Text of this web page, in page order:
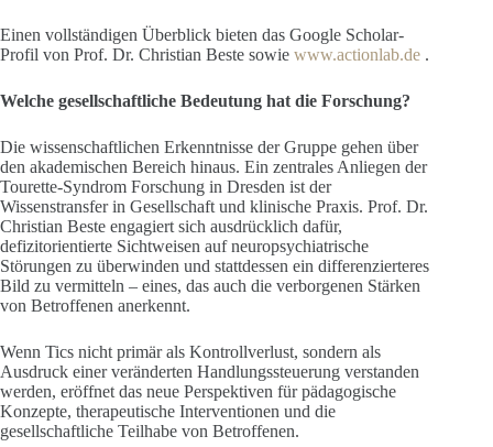
Einen vollständigen Überblick bieten das Google Scholar-
Profil von Prof. Dr. Christian Beste sowie www.actionlab.de .
Welche gesellschaftliche Bedeutung hat die Forschung?
Die wissenschaftlichen Erkenntnisse der Gruppe gehen über
den akademischen Bereich hinaus. Ein zentrales Anliegen der
Tourette-Syndrom Forschung in Dresden ist der
Wissenstransfer in Gesellschaft und klinische Praxis. Prof. Dr.
Christian Beste engagiert sich ausdrücklich dafür,
defizitorientierte Sichtweisen auf neuropsychiatrische
Störungen zu überwinden und stattdessen ein differenzierteres
Bild zu vermitteln – eines, das auch die verborgenen Stärken
von Betroffenen anerkennt.
Wenn Tics nicht primär als Kontrollverlust, sondern als
Ausdruck einer veränderten Handlungssteuerung verstanden
werden, eröffnet das neue Perspektiven für pädagogische
Konzepte, therapeutische Interventionen und die
gesellschaftliche Teilhabe von Betroffenen.